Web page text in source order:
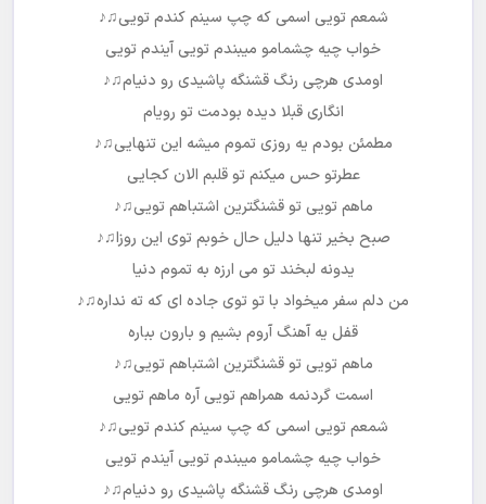
شمعم تویی اسمی که چپ سینم کندم تویی♫♪
خواب چیه چشمامو میبندم تویی آیندم تویی
اومدی هرچی رنگ قشنگه پاشیدی رو دنیام♫♪
انگاری قبلا دیده بودمت تو رویام
مطمئن بودم یه روزی تموم میشه این تنهایی♫♪
عطرتو حس میکنم تو قلبم الان کجایی
ماهم تویی تو قشنگترین اشتباهم تویی♫♪
صبح بخیر تنها دلیل حال خوبم توی این روزا♫♪
یدونه لبخند تو می ارزه به تموم دنیا
من دلم سفر میخواد با تو توی جاده ای که ته نداره♫♪
قفل یه آهنگ آروم بشیم و بارون بباره
ماهم تویی تو قشنگترین اشتباهم تویی♫♪
اسمت گردنمه همراهم تویی آره ماهم تویی
شمعم تویی اسمی که چپ سینم کندم تویی♫♪
خواب چیه چشمامو میبندم تویی آیندم تویی
اومدی هرچی رنگ قشنگه پاشیدی رو دنیام♫♪